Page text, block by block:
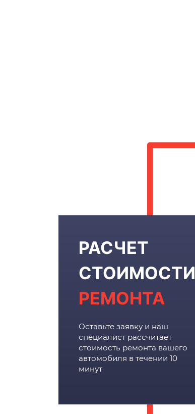
РАСЧЕТ
СТОИМОСТИ
РЕМОНТА
Оставьте заявку и наш
специалист рассчитает
стоимость ремонта вашего
автомобиля в течении 10
минут